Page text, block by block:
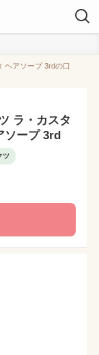
ヘアソープ 3rdの口
ラ・カスタ
ソープ 3rd
ツ